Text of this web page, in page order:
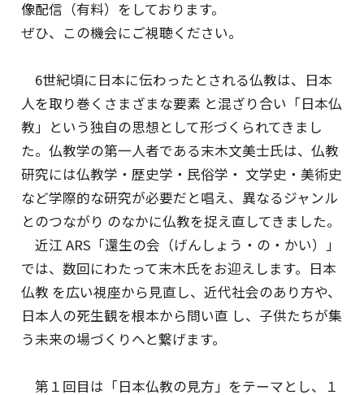
特定商取引法に基づく表記
ご利用規約
お問い合わせ
像配信（有料）をしております。
ぜひ、この機会にご視聴ください。
6世紀頃に日本に伝わったとされる仏教は、日本
人を取り巻くさまざまな要素 と混ざり合い「日本仏
教」という独自の思想として形づくられてきまし
た。仏教学の第一人者である末木文美士氏は、仏教
研究には仏教学・歴史学・民俗学・ 文学史・美術史
など学際的な研究が必要だと唱え、異なるジャンル
とのつながり のなかに仏教を捉え直してきました。
近江 ARS「還生の会（げんしょう・の・かい）」
では、数回にわたって末木氏をお迎えします。日本
仏教 を広い視座から見直し、近代社会のあり方や、
日本人の死生観を根本から問い直 し、子供たちが集
う未来の場づくりへと繋げます。
第１回目は「日本仏教の見方」をテーマとし、１